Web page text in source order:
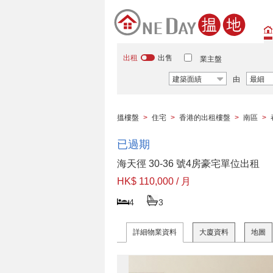
出租 出售 業主盤
建築面績 由 最細
搵樓盤 > 住宅 > 香港的出租樓盤 > 南區 >
已過期
海天徑 30-36 號4房豪宅單位出租
HK$ 110,000 / 月
4 3
詳細物業資料 大廈資料 地圖